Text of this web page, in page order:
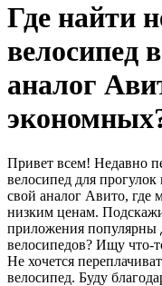
Где найти
велосипед
аналог
Привет всем! Недавно
велосипед для
свой аналог Авито,
низким ценам.
приложения популярны
велосипедов? Ищу что-
Не хочется
велосипед. Буду